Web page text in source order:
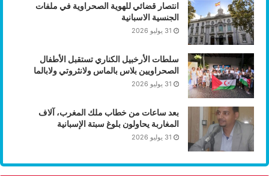
انتصار قضائي للهوية الصحراوية في ملفات
الجنسية الاسبانية
31 يوليو 2026
سلطات الأرخبيل الكناري تستقبل الأطفال
الصحراويين بلاس بالماس ولانثروتي ولابالما
31 يوليو 2026
بعد ساعات من خطاب ملك المغرب، آلاف
المغاربة يحاولون بلوغ سبتة الإسبانية
31 يوليو 2026